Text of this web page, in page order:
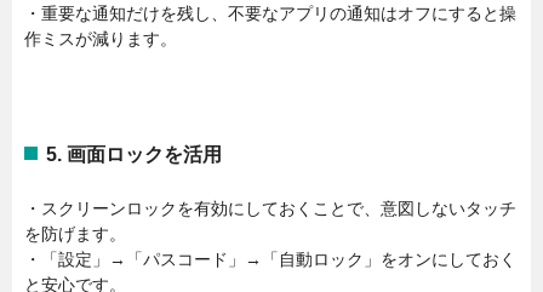
・重要な通知だけを残し、不要なアプリの通知はオフにすると操
作ミスが減ります。
5. 画面ロックを活用
・スクリーンロックを有効にしておくことで、意図しないタッチ
を防げます。
・「設定」→「パスコード」→「自動ロック」をオンにしておく
と安心です。